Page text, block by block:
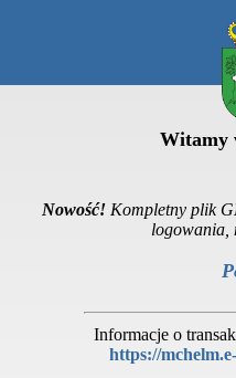
Witamy
Nowość! Kompletny plik
logowania,
Informacje o
https://